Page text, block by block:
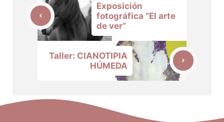
Exposición
fotográfica “El arte
de ver”
Taller: CIANOTIPIA
HÚMEDA